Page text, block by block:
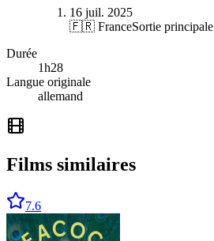
16 juil. 2025
🇫🇷 FranceSortie principale
Durée
1h28
Langue originale
allemand
Films similaires
7.6